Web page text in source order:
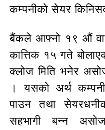
कम्पनीको सेयर
बैंकले आफ्नो १९ औं
कात्तिक १५ गते
क्लोज मिति भनेर
। यसको अर्थ
पाउन तथा
सहभागी बन्न